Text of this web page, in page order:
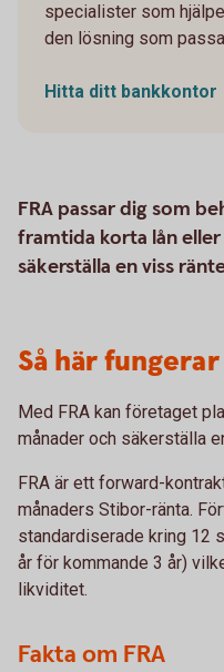
specialister som
den lösning som
Hitta ditt bankkontor
FRA passar dig som
framtida korta lån
säkerställa en viss
Så här fungerar
Med FRA kan företaget
månader och säkerställa
FRA är ett forward-
månaders Stibor-ränta.
standardiserade kring 12
år för kommande 3 år)
likviditet.
Fakta om FRA